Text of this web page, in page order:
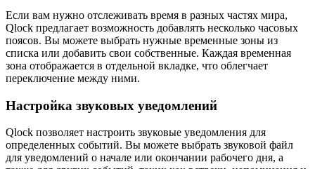
Если вам нужно отслеживать время в разных частях мира,
Qlock предлагает возможность добавлять несколько часовых
поясов. Вы можете выбрать нужные временные зоны из
списка или добавить свои собственные. Каждая временная
зона отображается в отдельной вкладке, что облегчает
переключение между ними.
Настройка звуковых уведомлений
Qlock позволяет настроить звуковые уведомления для
определенных событий. Вы можете выбрать звуковой файл
для уведомлений о начале или окончании рабочего дня, а